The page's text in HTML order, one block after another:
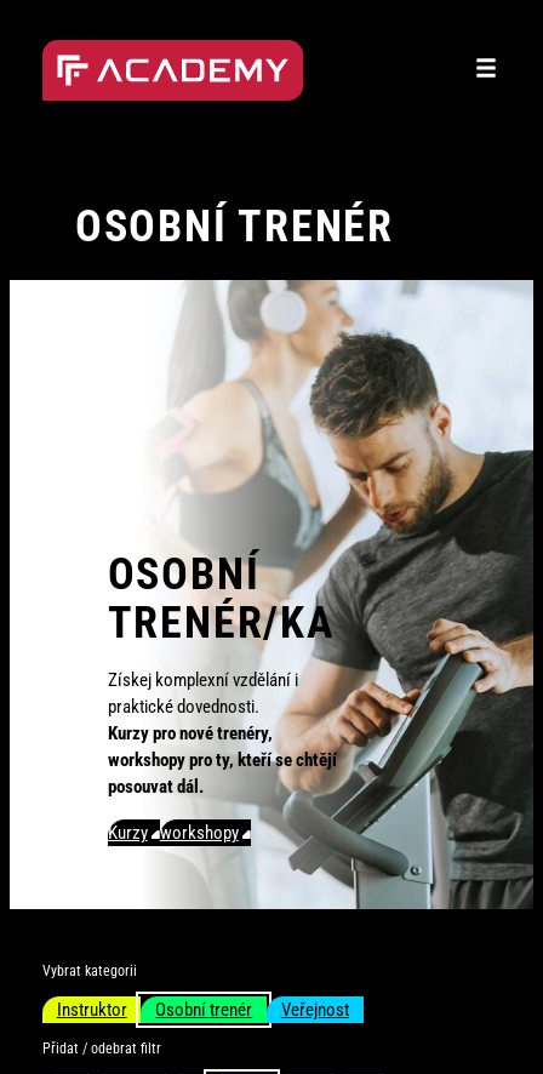
OSOBNÍ TRENÉR
OSOBNÍ
TRENÉR/KA
Získej komplexní vzdělání i
praktické dovednosti.
Kurzy pro nové trenéry,
workshopy pro ty, kteří se chtějí
posouvat dál.
Kurzy workshopy
Vybrat kategorii
Instruktor Osobní trenér Veřejnost
Přidat / odebrat filtr